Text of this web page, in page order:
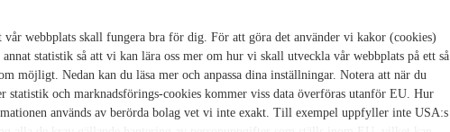
webbplats skall fungera bra för dig. För att göra det använder vi kakor (cookies)
statistik så att vi kan lära oss mer om hur vi skall utveckla vår webbplats på ett så
möjligt. Nedan kan du läsa mer och anpassa dina inställningar. Notera att när du
statistik och marknadsförings-cookies kommer viss data överföras utanför EU. Hur
används av berörda bolag vet vi inte exakt. Till exempel uppfyller inte USA:s